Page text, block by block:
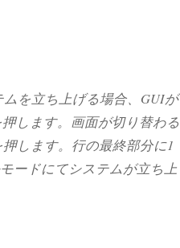
を立ち上げる場合、GUIが
します。画面が切り替わる
します。行の最終部分に1
ードにてシステムが立ち上